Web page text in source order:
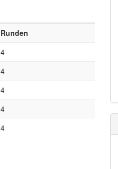
Runden
4
4
4
4
4